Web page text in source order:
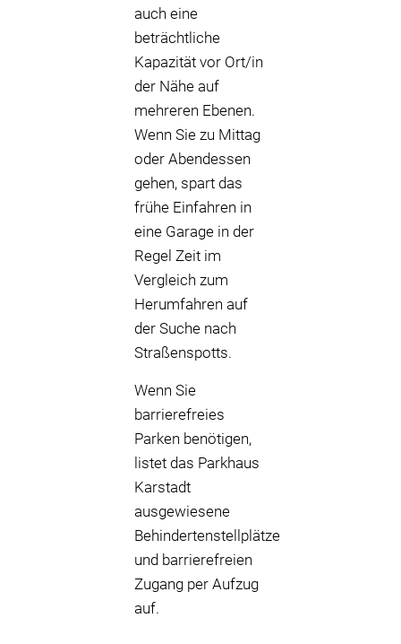
auch eine
beträchtliche
Kapazität vor Ort/in
der Nähe auf
mehreren Ebenen.
Wenn Sie zu Mittag
oder Abendessen
gehen, spart das
frühe Einfahren in
eine Garage in der
Regel Zeit im
Vergleich zum
Herumfahren auf
der Suche nach
Straßenspotts.
Wenn Sie
barrierefreies
Parken benötigen,
listet das Parkhaus
Karstadt
ausgewiesene
Behindertenstellplätze
und barrierefreien
Zugang per Aufzug
auf.